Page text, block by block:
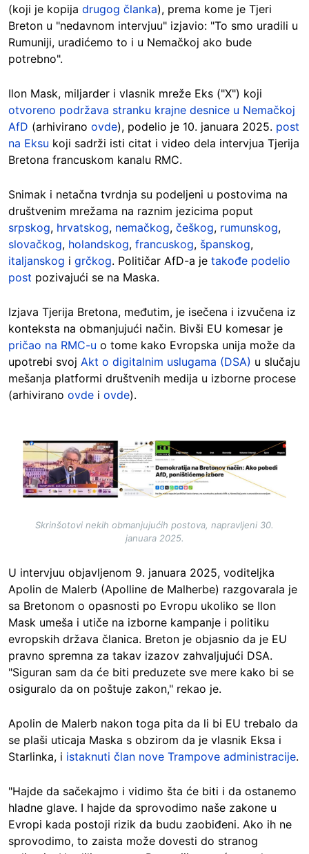
(koji je kopija drugog članka), prema kome je Tjeri
Breton u "nedavnom intervjuu" izjavio: "To smo uradili u
Rumuniji, uradićemo to i u Nemačkoj ako bude
potrebno".
Ilon Mask, miljarder i vlasnik mreže Eks ("X") koji
otvoreno podržava stranku krajne desnice u Nemačkoj
AfD (arhivirano ovde), podelio je 10. januara 2025. post
na Eksu koji sadrži isti citat i video dela intervjua Tjerija
Bretona francuskom kanalu RMC.
Snimak i netačna tvrdnja su podeljeni u postovima na
društvenim mrežama na raznim jezicima poput
srpskog, hrvatskog, nemačkog, češkog, rumunskog,
slovačkog, holandskog, francuskog, španskog,
italjanskog i grčkog. Političar AfD-a je takođe podelio
post pozivajući se na Maska.
Izjava Tjerija Bretona, međutim, je isečena i izvučena iz
konteksta na obmanjujući način. Bivši EU komesar je
pričao na RMC-u o tome kako Evropska unija može da
upotrebi svoj Akt o digitalnim uslugama (DSA) u slučaju
mešanja platformi društvenih medija u izborne procese
(arhivirano ovde i ovde).
Image
Skrinšotovi nekih obmanjujućih postova, napravljeni 30.
januara 2025.
U intervjuu objavljenom 9. januara 2025, voditeljka
Apolin de Malerb (Apolline de Malherbe) razgovarala je
sa Bretonom o opasnosti po Evropu ukoliko se Ilon
Mask umeša i utiče na izborne kampanje i politiku
evropskih država članica. Breton je objasnio da je EU
pravno spremna za takav izazov zahvaljujući DSA.
"Siguran sam da će biti preduzete sve mere kako bi se
osiguralo da on poštuje zakon," rekao je.
Apolin de Malerb nakon toga pita da li bi EU trebalo da
se plaši uticaja Maska s obzirom da je vlasnik Eksa i
Starlinka, i istaknuti član nove Trampove administracije.
"Hajde da sačekajmo i vidimo šta će biti i da ostanemo
hladne glave. I hajde da sprovodimo naše zakone u
Evropi kada postoji rizik da budu zaobiđeni. Ako ih ne
sprovodimo, to zaista može dovesti do stranog